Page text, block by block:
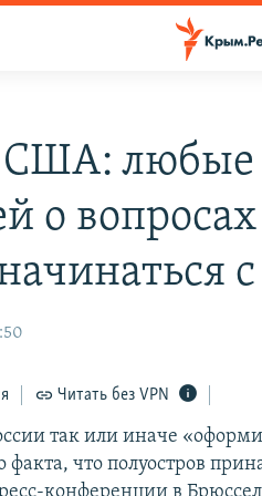
любые
о
Читать без VPN
так или иначе
факта, что полуостров